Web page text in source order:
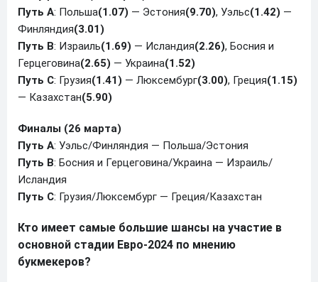
Путь A: Польша(1.07) — Эстония(9.70), Уэльс(1.42) —
Финляндия(3.01)
Путь B: Израиль(1.69) — Исландия(2.26), Босния и
Герцеговина(2.65) — Украина(1.52)
Путь C: Грузия(1.41) — Люксембург(3.00), Греция(1.15)
— Казахстан(5.90)
Финалы (26 марта)
Путь A: Уэльс/Финляндия — Польша/Эстония
Путь B: Босния и Герцеговина/Украина — Израиль/
Исландия
Путь C: Грузия/Люксембург — Греция/Казахстан
Кто имеет самые большие шансы на участие в
основной стадии Евро-2024 по мнению
букмекеров?